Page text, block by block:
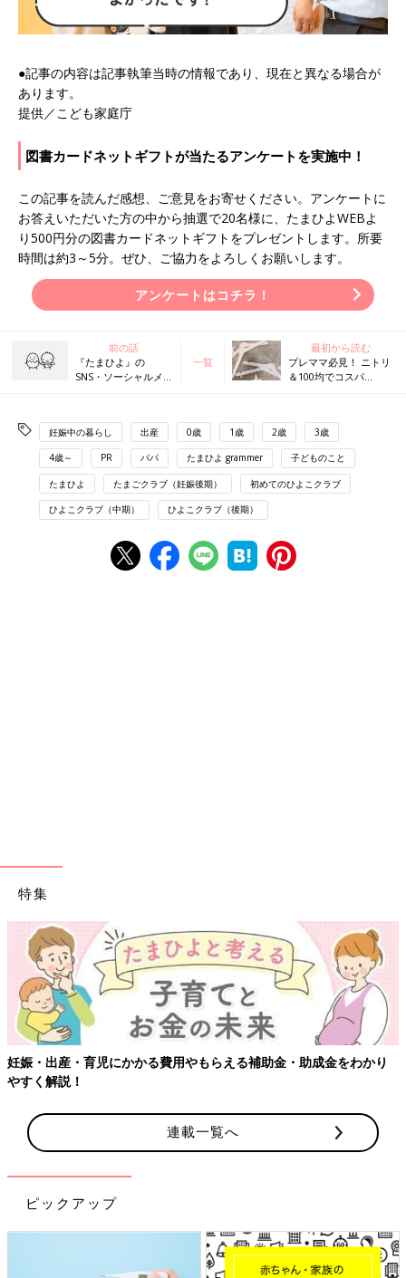
●記事の内容は記事執筆当時の情報であり、現在と異なる場合が
あります。
提供／こども家庭庁
図書カードネットギフトが当たるアンケートを実施中！
この記事を読んだ感想、ご意見をお寄せください。アンケートに
お答えいただいた方の中から抽選で20名様に、たまひよWEBよ
り500円分の図書カードネットギフトをプレゼントします。所要
時間は約3～5分。ぜひ、ご協力をよろしくお願いします。
アンケートはコチラ！
前の話
『たまひよ』の
SNS・ソーシャルメ
一覧
最初から読む
プレママ必見！ ニトリ
＆100均でコスパ
妊娠中の暮らし 出産 0歳 1歳 2歳 3歳
4歳～ PR パパ たまひよ grammer 子どものこと
たまひよ たまごクラブ（妊娠後期） 初めてのひよこクラブ
ひよこクラブ（中期） ひよこクラブ（後期）
特集
妊娠・出産・育児にかかる費用やもらえる補助金・助成金をわかり
やすく解説！
連載一覧へ
ピックアップ